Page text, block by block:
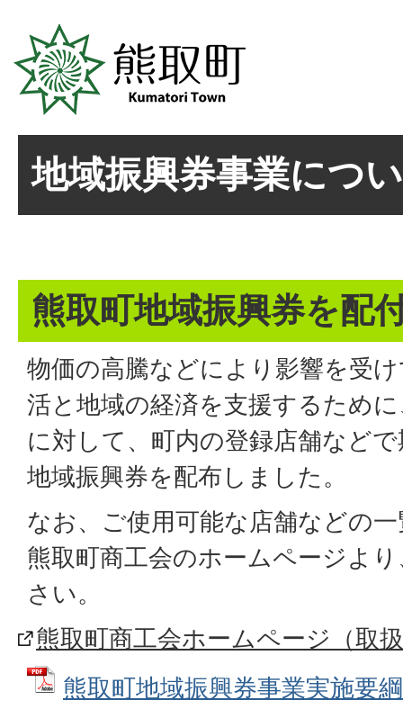
地域振興券事業につ
熊取町地域振興券を配
物価の高騰などにより影響を受
活と地域の経済を支援するため
に対して、町内の登録店舗など
地域振興券を配布しました。
なお、ご使用可能な店舗などの
熊取町商工会のホームページよ
さい。
熊取町商工会ホームページ（取
熊取町地域振興券事業実施要